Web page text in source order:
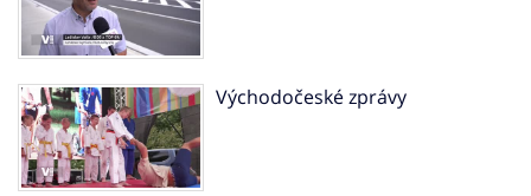
Východočeské zprávy